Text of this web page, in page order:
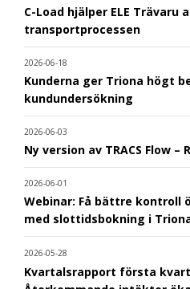
C-Load hjälper ELE
transportprocessen
2026-06-18
Kunderna ger Triona högt
kundundersökning
2026-06-03
Ny version av TRACS Flow –
2026-06-01
Webinar: Få bättre kontroll
med slottidsbokning i
2026-05-28
Kvartalsrapport första